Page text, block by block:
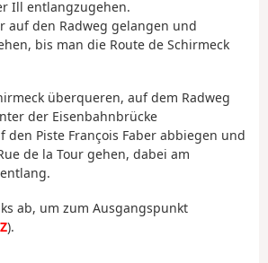
Ill entlangzugehen.
auf den Radweg gelangen und
bis man die Route de Schirmeck
überqueren, auf dem Radweg
der Eisenbahnbrücke
den Piste François Faber abbiegen und
de la Tour gehen, dabei am
ab, um zum Ausgangspunkt
).